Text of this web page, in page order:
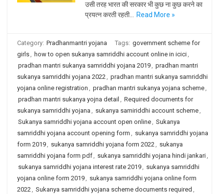
उसी तरह भारत की सरकार भी कुछ ना कुछ करने का
प्रयत्न करती रहती…
Read More »
Category: Pradhanmantri yojana Tags: government scheme for
girls, how to open sukanya samriddhi account online in icici,
pradhan mantri sukanya samriddhi yojana 2019, pradhan mantri
sukanya samriddhi yojana 2022, pradhan mantri sukanya samriddhi
yojana online registration , pradhan mantri sukanya yojana scheme,
pradhan mantri sukanya yojna detail , Required documents for
sukanya samriddhi yojana , sukanya samiriddhi account scheme,
Sukanya samriddhi yojana account open online, Sukanya
samriddhi yojana account opening form , sukanya samriddhi yojana
form 2019, sukanya samriddhi yojana form 2022, sukanya
samriddhi yojana form pdf, sukanya samriddhi yojana hindi jankari,
sukanya samriddhi yojana interest rate 2019, sukanya samriddhi
yojana online form 2019, sukanya samriddhi yojana online form
2022, Sukanya samriddhi yojana scheme documents required ,